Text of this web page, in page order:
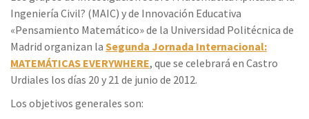
Ingeniería Civil? (MAIC) y de Innovación Educativa
«Pensamiento Matemático» de la Universidad Politécnica de
Madrid organizan la Segunda Jornada Internacional:
MATEMÁTICAS EVERYWHERE, que se celebrará en Castro
Urdiales los días 20 y 21 de junio de 2012.
Los objetivos generales son: